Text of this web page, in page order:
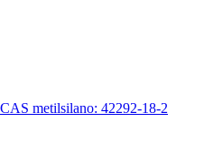
metilsilano: 42292-18-2